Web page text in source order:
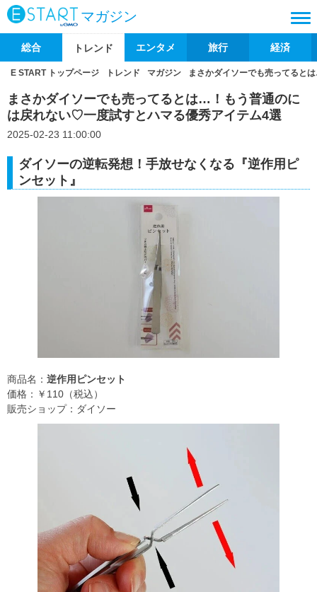
マガジン
総合 トレンド エンタメ 旅行 経済
E START トップページ トレンド マガジン まさかダイソーでも売ってると
まさかダイソーでも売ってるとは…！もう普通のに
は戻れない♡一度試すとハマる優秀アイテム4選
2025-02-23 11:00:00
ダイソーの逆転発想！手放せなくなる『逆作用ピ
ンセット』
商品名： 逆作用ピンセット
価格：￥110（税込）
販売ショップ：ダイソー